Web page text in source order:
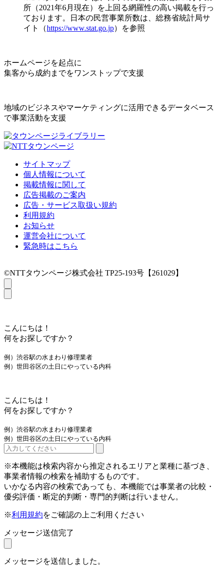
所（2021年6月現在）を上回る網羅性の高い掲載を行っ
ております。日本の民営事業所数は、総務省統計局サ
イト（https://www.stat.go.jp）を参照
ホームページを起点に
集客から成約までをワンストップで支援
地域のビジネスやマーケティングに活用できるデータベース
で事業活動を支援
サイトマップ
個人情報について
掲載情報に関して
広告掲載のご案内
広告・サービス取扱い規約
利用規約
お知らせ
運営会社について
緊急時はこちら
©NTTタウンページ株式会社 TP25-193号【261029】
こんにちは！
何をお探しですか？
例）渋谷駅の水まわり修理業者
例）世田谷区の土日にやっている内科
こんにちは！
何をお探しですか？
例）渋谷駅の水まわり修理業者
例）世田谷区の土日にやっている内科
※本機能は検索内容から推定されるエリアと業種に基づき、
事業者情報の検索を補助するものです。
いかなる内容の検索であっても、本機能では事業者の比較・
優劣評価・断定的判断・専門的判断は行いません。
※利用規約をご確認の上ご利用ください
メッセージ送信完了
メッセージを送信しました。